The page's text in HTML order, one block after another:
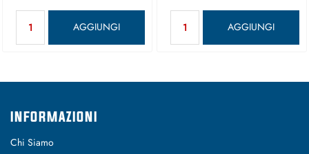
AGGIUNGI AGGIUNGI
INFORMAZIONI
Chi Siamo